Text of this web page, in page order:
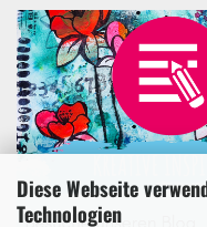
Diese Webseite
Technologien